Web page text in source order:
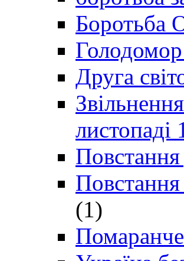
Боротьба
Друга
листопаді
Повстання
(1)